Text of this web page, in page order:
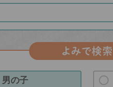
よみで検索
男の子